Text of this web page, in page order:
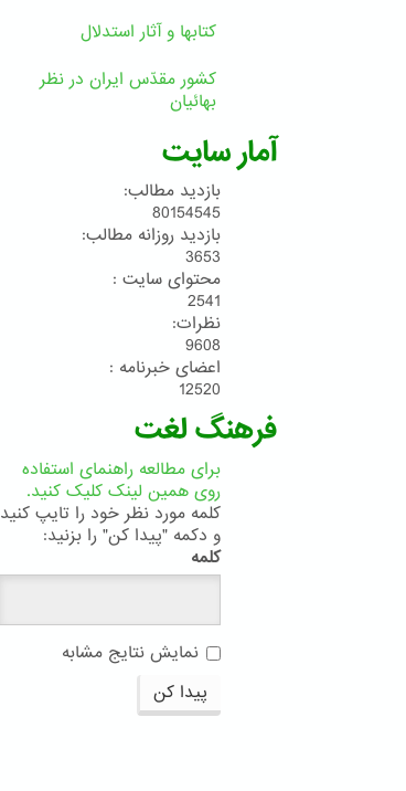
کتابها و آثار استدلال
کشور مقدّس ایران در نظر
بهائیان
آمار سایت
بازدید مطالب:
80154545
بازدید روزانه مطالب:
3653
محتوای سایت :
2541
نظرات:
9608
اعضای خبرنامه :
12520
فرهنگ لغت
برای مطالعه راهنمای استفاده
روی همین لینک کلیک کنید.
کلمه مورد نظر خود را تایپ کنید
و دکمه "پیدا کن" را بزنید:
کلمه
نمایش نتایج مشابه
پیدا کن